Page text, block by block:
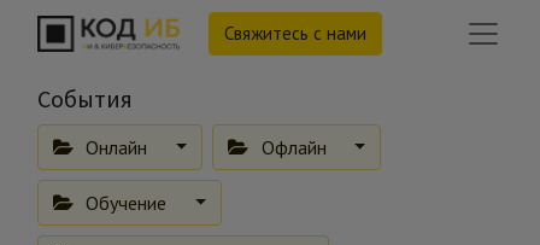
Свяжитесь с нами
События
Онлайн Офлайн
Обучение